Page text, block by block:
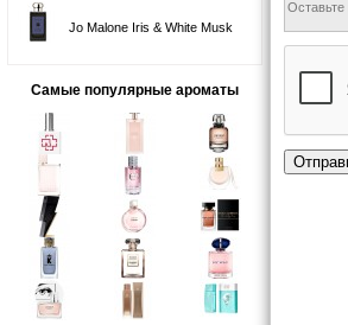
Jo Malone Iris & White Musk
Самые популярные ароматы